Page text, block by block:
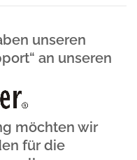
unseren
an unseren
möchten wir
für die